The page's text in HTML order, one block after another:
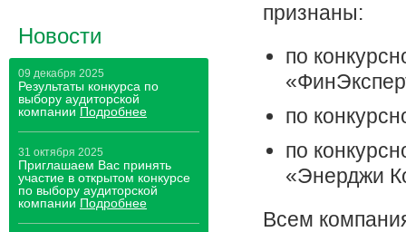
Новости
09 декабря 2025
Результаты конкурса по
выбору аудиторской
компании Подробнее
31 октября 2025
Приглашаем Вас принять
участие в открытом конкурсе
по выбору аудиторской
компании Подробнее
признаны:
по
по
по
«Энерджи
Всем